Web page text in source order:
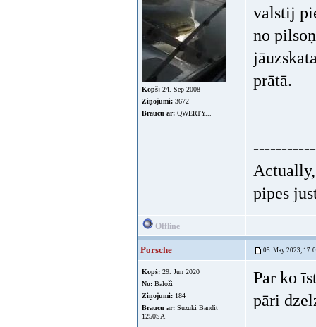
Kopš: 24. Sep 2008
Ziņojumi: 3672
Braucu ar: QWERTY...
valstij
no
prātā.
pipes
Offline
Porsche 05. May 2023,
Kopš: 29. Jun 2020
No: Baloži
Ziņojumi: 184
Braucu ar: Suzuki Bandit
1250SA
Par ko
pāri